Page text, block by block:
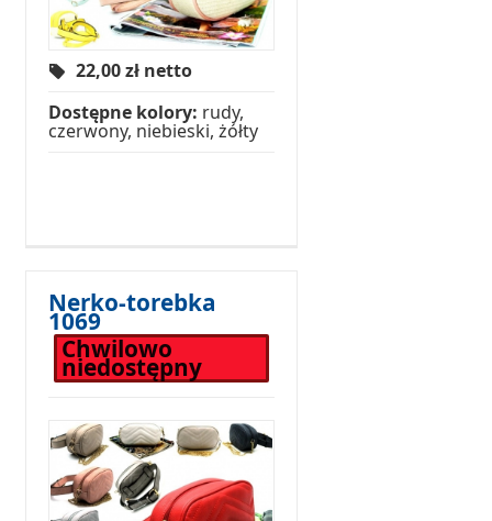
22,00zł netto
Dostępne kolory: rudy,
czerwony, niebieski, żółty
Nerko-torebka
1069
Chwilowo
niedostępny